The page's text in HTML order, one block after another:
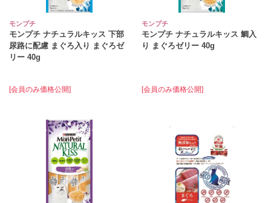
モンプチ
モンプチ ナチュラルキッス 下部
尿路に配慮 まぐろ入り まぐろゼ
リー 40g
[会員のみ価格公開]
モンプチ
モンプチ ナチュラルキッス 鯛入
り まぐろゼリー 40g
[会員のみ価格公開]